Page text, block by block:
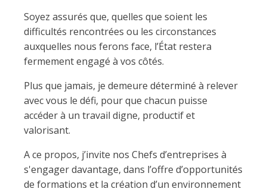
Soyez assurés que, quelles que soient les
difficultés rencontrées ou les circonstances
auxquelles nous ferons face, l’État restera
fermement engagé à vos côtés.
Plus que jamais, je demeure déterminé à relever
avec vous le défi, pour que chacun puisse
accéder à un travail digne, productif et
valorisant.
A ce propos, j’invite nos Chefs d’entreprises à
s'engager davantage, dans l’offre d’opportunités
de formations et la création d’un environnement